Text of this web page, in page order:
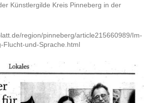
Künstlergilde Kreis Pinneberg in der
region/pinneberg/article215660989/Im-
Flucht-und-Sprache.html